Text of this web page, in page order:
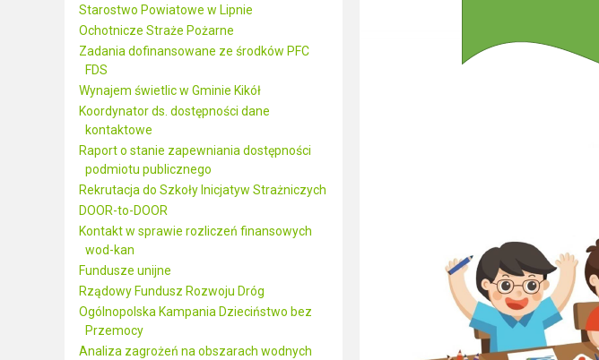
Starostwo Powiatowe w Lipnie
Ochotnicze Straże Pożarne
Zadania dofinansowane ze środków PFC
FDS
Wynajem świetlic w Gminie Kikół
Koordynator ds. dostępności dane
kontaktowe
Raport o stanie zapewniania dostępności
podmiotu publicznego
Rekrutacja do Szkoły Inicjatyw Strażniczych
DOOR-to-DOOR
Kontakt w sprawie rozliczeń finansowych
wod-kan
Fundusze unijne
Rządowy Fundusz Rozwoju Dróg
Ogólnopolska Kampania Dzieciństwo bez
Przemocy
Analiza zagrożeń na obszarach wodnych